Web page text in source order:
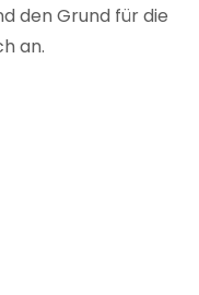
den Grund für die
an.